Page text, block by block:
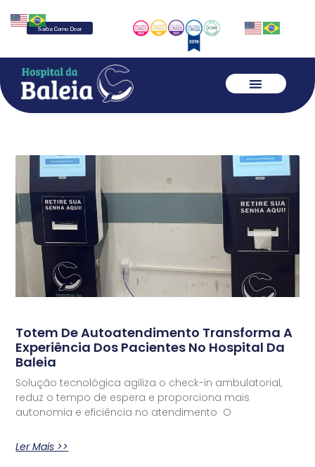
Saiba Como Doar
Totem De Autoatendimento Transforma A
Experiência Dos Pacientes No Hospital Da
Baleia
Solução tecnológica agiliza o check-in ambulatorial,
reduz o tempo de espera e proporciona mais
autonomia e eficiência no atendimento O
Ler Mais >>